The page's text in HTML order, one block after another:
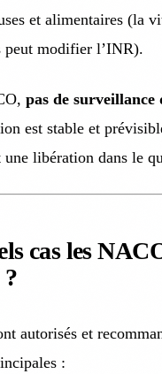
et alimentaires (la
peut modifier l’INR).
pas de surveillance
est stable et
une libération dans le
cas les
autorisés et
: